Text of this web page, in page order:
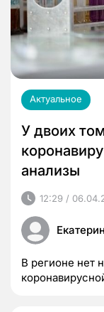
Актуальное
У двоих
анализы
12:29 /
В регионе нет